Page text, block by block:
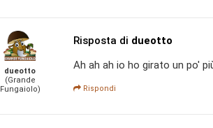
dueotto
(Grande
Fungaiolo)
Risposta di dueotto
Ah ah ah io ho girato un po'
Rispondi